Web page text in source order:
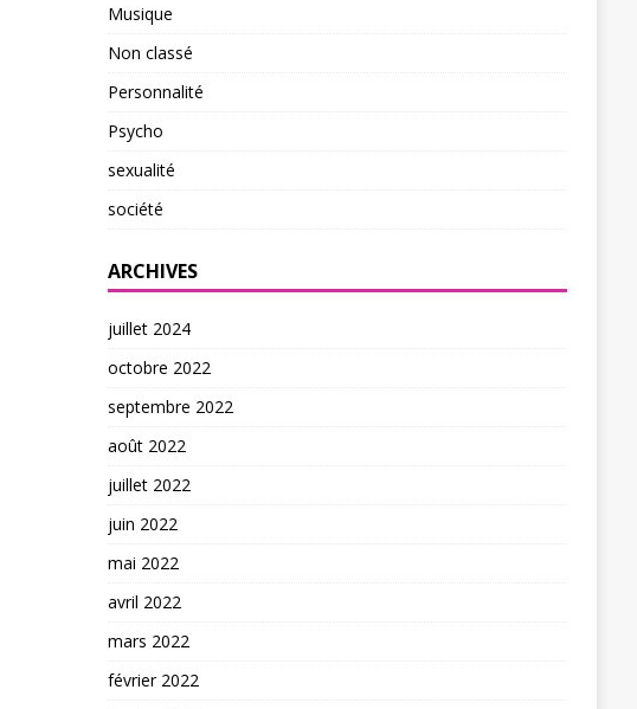
Musique
Non classé
Personnalité
Psycho
sexualité
société
ARCHIVES
juillet 2024
octobre 2022
septembre 2022
août 2022
juillet 2022
juin 2022
mai 2022
avril 2022
mars 2022
février 2022